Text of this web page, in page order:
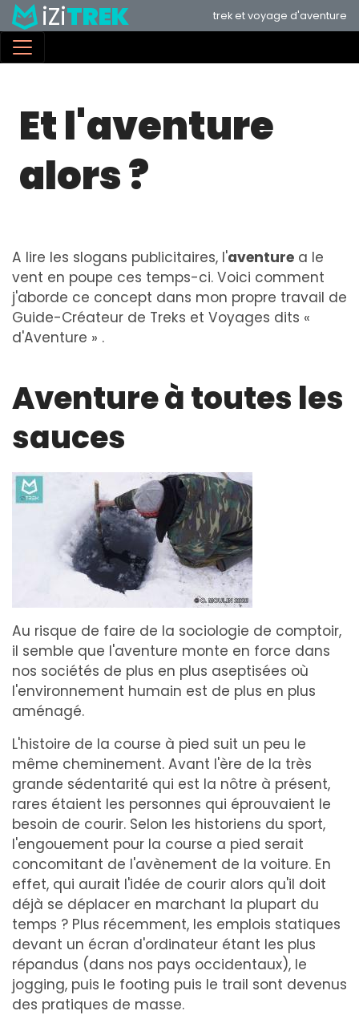
au
iZiTREK trek et voyage d'aventure
Et l'aventure
alors ?
A lire les slogans publicitaires, l'aventure a le
vent en poupe ces temps-ci. Voici comment
j'aborde ce concept dans mon propre travail de
Guide-Créateur de Treks et Voyages dits «
d'Aventure » .
Aventure à toutes les
sauces
Au risque de faire de la sociologie de comptoir,
il semble que l'aventure monte en force dans
nos sociétés de plus en plus aseptisées où
l'environnement humain est de plus en plus
aménagé.
L'histoire de la course à pied suit un peu le
même cheminement. Avant l'ère de la très
grande sédentarité qui est la nôtre à présent,
rares étaient les personnes qui éprouvaient le
besoin de courir. Selon les historiens du sport,
l'engouement pour la course a pied serait
concomitant de l'avènement de la voiture. En
effet, qui aurait l'idée de courir alors qu'il doit
déjà se déplacer en marchant la plupart du
temps ? Plus récemment, les emplois statiques
devant un écran d'ordinateur étant les plus
répandus (dans nos pays occidentaux), le
jogging, puis le footing puis le trail sont devenus
des pratiques de masse.